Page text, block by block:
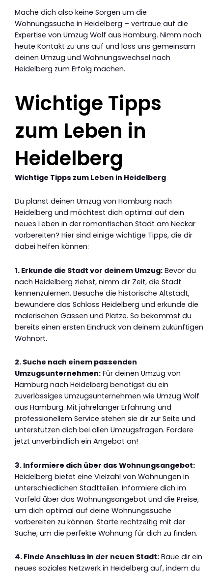
Mache dich also keine Sorgen um die
Wohnungssuche in Heidelberg – vertraue auf die
Expertise von Umzug Wolf aus Hamburg. Nimm noch
heute Kontakt zu uns auf und lass uns gemeinsam
deinen Umzug und Wohnungswechsel nach
Heidelberg zum Erfolg machen.
Wichtige Tipps
zum Leben in
Heidelberg
Wichtige Tipps zum Leben in Heidelberg
Du planst deinen Umzug von Hamburg nach
Heidelberg und möchtest dich optimal auf dein
neues Leben in der romantischen Stadt am Neckar
vorbereiten? Hier sind einige wichtige Tipps, die dir
dabei helfen können:
1. Erkunde die Stadt vor deinem Umzug: Bevor du
nach Heidelberg ziehst, nimm dir Zeit, die Stadt
kennenzulernen. Besuche die historische Altstadt,
bewundere das Schloss Heidelberg und erkunde die
malerischen Gassen und Plätze. So bekommst du
bereits einen ersten Eindruck von deinem zukünftigen
Wohnort.
2. Suche nach einem passenden
Umzugsunternehmen: Für deinen Umzug von
Hamburg nach Heidelberg benötigst du ein
zuverlässiges Umzugsunternehmen wie Umzug Wolf
aus Hamburg. Mit jahrelanger Erfahrung und
professionellem Service stehen sie dir zur Seite und
unterstützen dich bei allen Umzugsfragen. Fordere
jetzt unverbindlich ein Angebot an!
3. Informiere dich über das Wohnungsangebot:
Heidelberg bietet eine Vielzahl von Wohnungen in
unterschiedlichen Stadtteilen. Informiere dich im
Vorfeld über das Wohnungsangebot und die Preise,
um dich optimal auf deine Wohnungssuche
vorbereiten zu können. Starte rechtzeitig mit der
Suche, um die perfekte Wohnung für dich zu finden.
4. Finde Anschluss in der neuen Stadt: Baue dir ein
neues soziales Netzwerk in Heidelberg auf, indem du